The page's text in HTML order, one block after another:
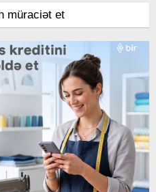
müraciət et